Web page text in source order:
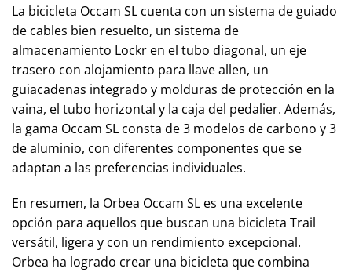
La bicicleta Occam SL cuenta con un sistema de guiado
de cables bien resuelto, un sistema de
almacenamiento Lockr en el tubo diagonal, un eje
trasero con alojamiento para llave allen, un
guiacadenas integrado y molduras de protección en la
vaina, el tubo horizontal y la caja del pedalier. Además,
la gama Occam SL consta de 3 modelos de carbono y 3
de aluminio, con diferentes componentes que se
adaptan a las preferencias individuales.
En resumen, la Orbea Occam SL es una excelente
opción para aquellos que buscan una bicicleta Trail
versátil, ligera y con un rendimiento excepcional.
Orbea ha logrado crear una bicicleta que combina